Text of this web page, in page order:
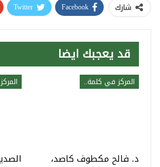
شارك Facebook
Twitter
قد يعجبك ايضا
المركز في كلمة..
د. فالح مكطوف كاصد،